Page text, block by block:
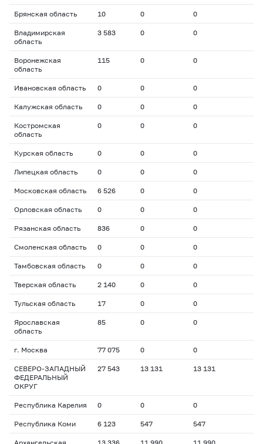
Брянская область 10 0 0
Владимирская
область
3 583 0 0
Воронежская
область
115 0 0
Ивановская область 0 0 0
Калужская область 0 0 0
Костромская
область
0 0 0
Курская область 0 0 0
Липецкая область 0 0 0
Московская область 6 526 0 0
Орловская область 0 0 0
Рязанская область 836 0 0
Смоленская область 0 0 0
Тамбовская область 0 0 0
Тверская область 2 140 0 0
Тульская область 17 0 0
Ярославская
область
85 0 0
г. Москва 77 075 0 0
СЕВЕРО-ЗАПАДНЫЙ
ФЕДЕРАЛЬНЫЙ
ОКРУГ
27 543 13 131 13 131
Республика Карелия 0 0 0
Республика Коми 6 123 547 547